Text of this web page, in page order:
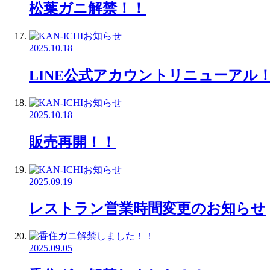
松葉ガニ解禁！！
2025.10.18
LINE公式アカウントリニューアル
2025.10.18
販売再開！！
2025.09.19
レストラン営業時間変更のお知らせ
2025.09.05